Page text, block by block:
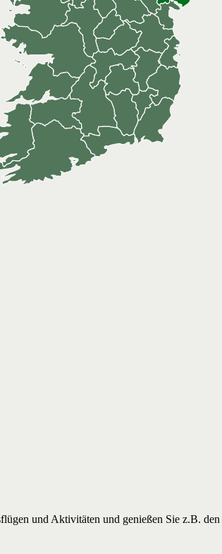
und Aktivitäten und genießen Sie z.B.